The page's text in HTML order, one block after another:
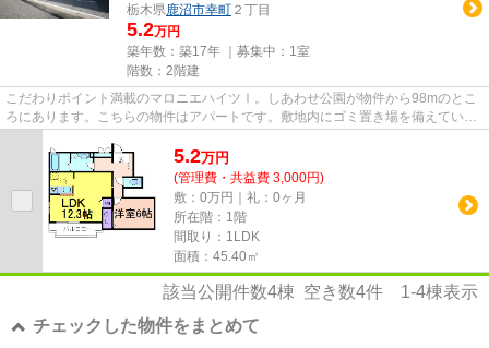
栃木県鹿沼市幸町 ２丁目
5.2万円
築年数：築17年 ｜募集中： 1室
階数：2階建
こだわりポイント満載のマロニエハイツⅠ。しあわせ公園が物件から98mのとこ
ろにあります。こちらの物件はアパートです。敷地内にゴミ置き場を備えている
5.2万円
(管理費・共益費 3,000円)
敷：0万円｜礼：0ヶ月
所在階：1階
間取り：1LDK
面積：45.40㎡
該当公開件数4棟 空き数4件 1-4棟表示
チェックした物件をまとめて